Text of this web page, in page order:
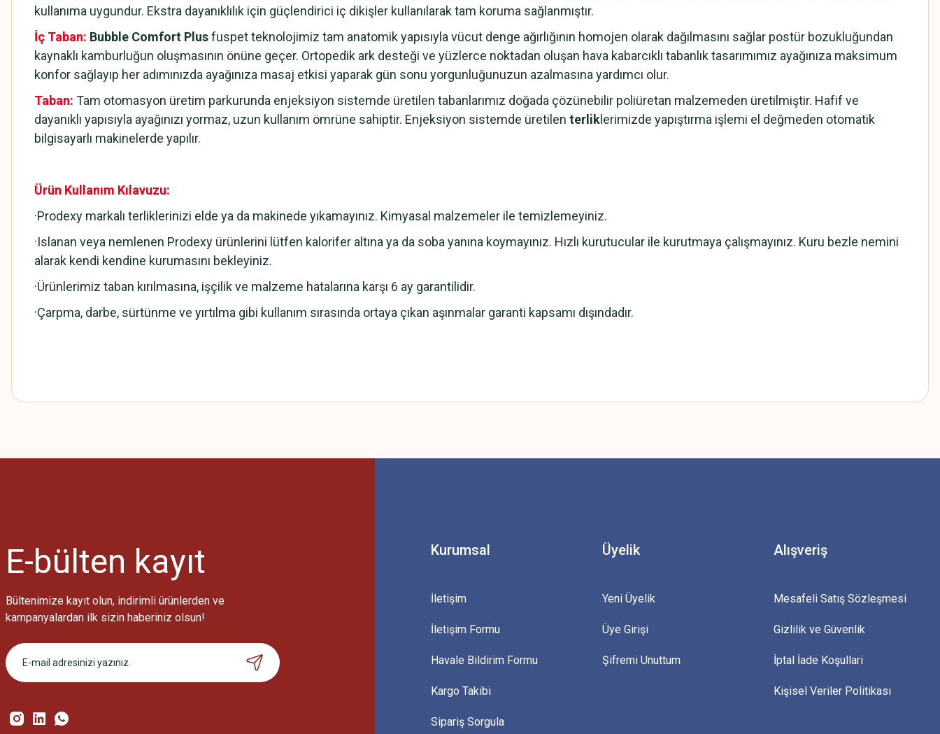
kullanıma uygundur. Ekstra dayanıklılık için güçlendirici iç dikişler kullanılarak tam koruma sağlanmıştır.
İç Taban: Bubble Comfort Plusfuspet teknolojimiz tam anatomik yapısıyla vücut denge ağırlığının homojen olarak dağılmasını sağlar postür bozukluğundan
kaynaklı kamburluğun oluşmasının önüne geçer. Ortopedik ark desteği ve yüzlerce noktadan oluşan hava kabarcıklı tabanlık tasarımımız ayağınıza maksimum
konfor sağlayıp her adımınızda ayağınıza masaj etkisi yaparak gün sonu yorgunluğunuzun azalmasına yardımcı olur.
Taban: Tam otomasyon üretim parkurunda enjeksiyon sistemde üretilen tabanlarımız doğada çözünebilir poliüretan malzemeden üretilmiştir. Hafif ve
dayanıklı yapısıyla ayağınızı yormaz, uzun kullanım ömrüne sahiptir. Enjeksiyon sistemde üretilen terlik lerimizde yapıştırma işlemi el değmeden otomatik
bilgisayarlı makinelerde yapılır.
Ürün Kullanım Kılavuzu:
·Prodexy markalı terliklerinizi elde ya da makinede yıkamayınız. Kimyasal malzemeler ile temizlemeyiniz.
·Islanan veya nemlenen Prodexy ürünlerini lütfen kalorifer altına ya da soba yanına koymayınız. Hızlı kurutucular ile kurutmaya çalışmayınız. Kuru bezle nemini
alarak kendi kendine kurumasını bekleyiniz.
·Ürünlerimiz taban kırılmasına, işçilik ve malzeme hatalarına karşı 6 ay garantilidir.
·Çarpma, darbe, sürtünme ve yırtılma gibi kullanım sırasında ortaya çıkan aşınmalar garanti kapsamı dışındadır.
Bu ürüne ilk yorumu siz yapın!
Bu ürüne benzer farklı alternatifler olmalı.
Gönder
E-bülten kayıt
Bültenimize kayıt olun, indirimli ürünlerden ve
kampanyalardan ilk sizin haberiniz olsun!
Kurumsal
İletişim
İletişim Formu
Havale Bildirim Formu
Kargo Takibi
Sipariş Sorgula
Üyelik
Yeni Üyelik
Üye Girişi
Şifremi Unuttum
Alışveriş
Mesafeli Satış Sözleşmesi
Gizlilik ve Güvenlik
İptal İade Koşullari
Kişisel Veriler Politikası